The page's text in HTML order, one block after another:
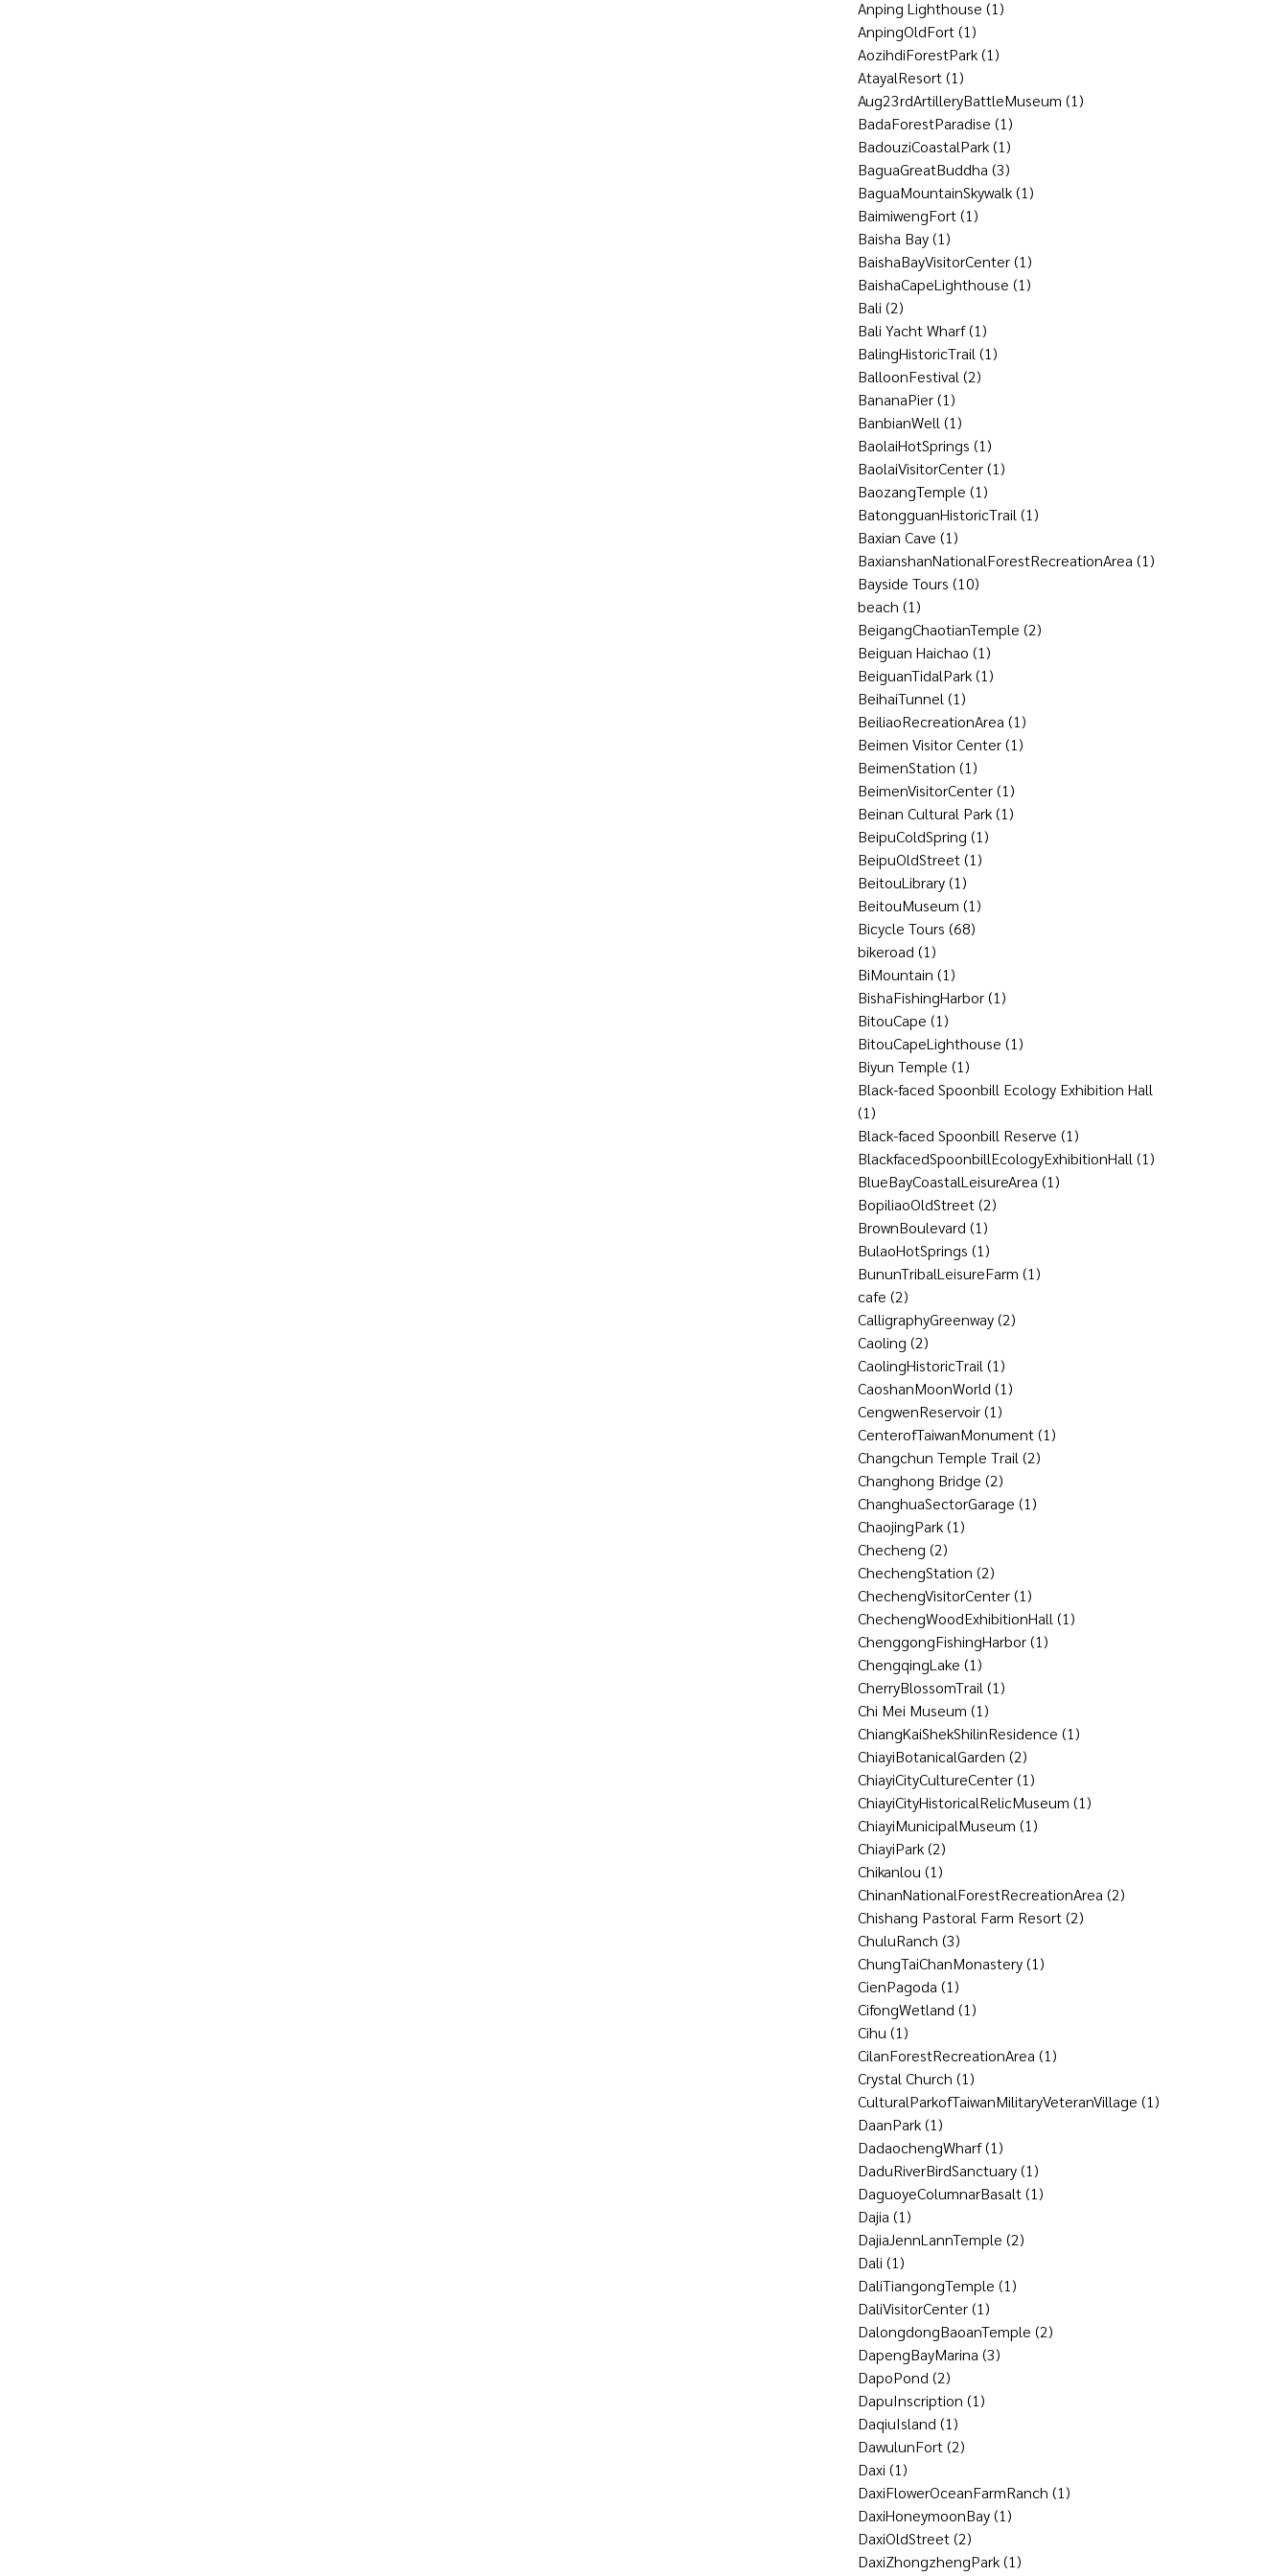
Anping Lighthouse (1)
AnpingOldFort(1)
AozihdiForestPark(1)
AtayalResort(1)
Aug23rdArtilleryBattleMuseum (1)
BadaForestParadise (1)
BadouziCoastalPark(1)
BaguaGreatBuddha (3)
BaguaMountainSkywalk(1)
BaimiwengFort(1)
Baisha Bay(1)
BaishaBayVisitorCenter(1)
BaishaCapeLighthouse (1)
Bali (2)
Bali Yacht Wharf(1)
BalingHistoricTrail (1)
BalloonFestival (2)
BananaPier(1)
BanbianWell (1)
BaolaiHotSprings (1)
BaolaiVisitorCenter(1)
BaozangTemple (1)
BatongguanHistoricTrail (1)
Baxian Cave (1)
BaxianshanNationalForestRecreationArea (1)
Bayside Tours (10)
beach (1)
BeigangChaotianTemple (2)
Beiguan Haichao (1)
BeiguanTidalPark(1)
BeihaiTunnel (1)
BeiliaoRecreationArea (1)
Beimen Visitor Center(1)
BeimenStation (1)
BeimenVisitorCenter(1)
Beinan Cultural Park(1)
BeipuColdSpring (1)
BeipuOldStreet(1)
BeitouLibrary(1)
BeitouMuseum (1)
Bicycle Tours (68)
bikeroad (1)
BiMountain (1)
BishaFishingHarbor(1)
BitouCape (1)
BitouCapeLighthouse (1)
Biyun Temple (1)
Black-faced Spoonbill Ecology Exhibition Hall
(1)
Black-faced Spoonbill Reserve (1)
BlackfacedSpoonbillEcologyExhibitionHall (1)
BlueBayCoastalLeisureArea (1)
BopiliaoOldStreet(2)
BrownBoulevard (1)
BulaoHotSprings (1)
BununTribalLeisureFarm (1)
cafe (2)
CalligraphyGreenway(2)
Caoling (2)
CaolingHistoricTrail (1)
CaoshanMoonWorld (1)
CengwenReservoir(1)
CenterofTaiwanMonument(1)
Changchun Temple Trail (2)
Changhong Bridge (2)
ChanghuaSectorGarage (1)
ChaojingPark(1)
Checheng (2)
ChechengStation (2)
ChechengVisitorCenter(1)
ChechengWoodExhibitionHall (1)
ChenggongFishingHarbor(1)
ChengqingLake (1)
CherryBlossomTrail (1)
Chi Mei Museum (1)
ChiangKaiShekShilinResidence (1)
ChiayiBotanicalGarden (2)
ChiayiCityCultureCenter(1)
ChiayiCityHistoricalRelicMuseum (1)
ChiayiMunicipalMuseum (1)
ChiayiPark(2)
Chikanlou (1)
ChinanNationalForestRecreationArea (2)
Chishang Pastoral Farm Resort(2)
ChuluRanch (3)
ChungTaiChanMonastery(1)
CienPagoda (1)
CifongWetland (1)
Cihu (1)
CilanForestRecreationArea (1)
Crystal Church (1)
CulturalParkofTaiwanMilitaryVeteranVillage (1)
DaanPark(1)
DadaochengWharf(1)
DaduRiverBirdSanctuary(1)
DaguoyeColumnarBasalt(1)
Dajia (1)
DajiaJennLannTemple (2)
Dali (1)
DaliTiangongTemple (1)
DaliVisitorCenter(1)
DalongdongBaoanTemple (2)
DapengBayMarina (3)
DapoPond (2)
DapuInscription (1)
DaqiuIsland (1)
DawulunFort(2)
Daxi (1)
DaxiFlowerOceanFarmRanch (1)
DaxiHoneymoonBay(1)
DaxiOldStreet(2)
DaxiZhongzhengPark(1)